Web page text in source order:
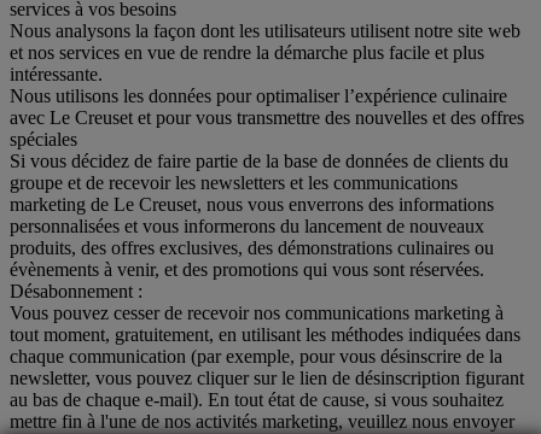
services à vos besoins
Nous analysons la façon dont les utilisateurs utilisent notre site web
et nos services en vue de rendre la démarche plus facile et plus
intéressante.
Nous utilisons les données pour optimaliser l’expérience culinaire
avec Le Creuset et pour vous transmettre des nouvelles et des offres
spéciales
Si vous décidez de faire partie de la base de données de clients du
groupe et de recevoir les newsletters et les communications
marketing de Le Creuset, nous vous enverrons des informations
personnalisées et vous informerons du lancement de nouveaux
produits, des offres exclusives, des démonstrations culinaires ou
évènements à venir, et des promotions qui vous sont réservées.
Désabonnement :
Vous pouvez cesser de recevoir nos communications marketing à
tout moment, gratuitement, en utilisant les méthodes indiquées dans
chaque communication (par exemple, pour vous désinscrire de la
newsletter, vous pouvez cliquer sur le lien de désinscription figurant
au bas de chaque e-mail). En tout état de cause, si vous souhaitez
mettre fin à l'une de nos activités marketing, veuillez nous envoyer